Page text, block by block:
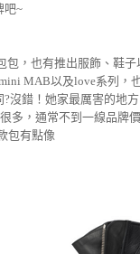
吧~
包，也有推出服飾、鞋
MAB以及love系列，
沒錯！她家最厲害的地
多，通常不到一線品牌
包有點像